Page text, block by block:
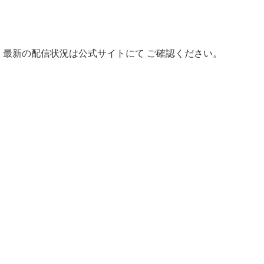
新の配信状況は公式サイトにて ご確認ください。